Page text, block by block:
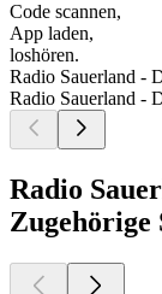
Code scannen,
App laden,
loshören.
Radio Sauerland -
Radio Sauerland -
Radio
Zugehörige